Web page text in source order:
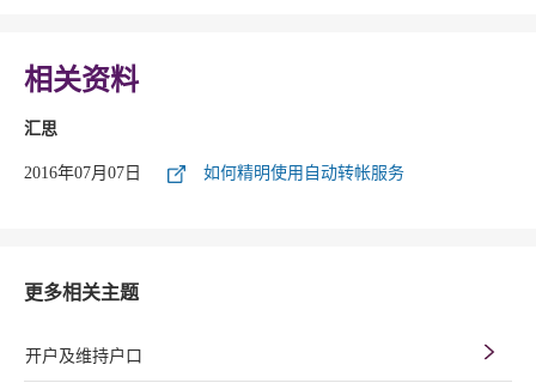
相关资料
汇思
2016年07月07日 如何精明使用自动转帐服务
更多相关主题
开户及维持户口